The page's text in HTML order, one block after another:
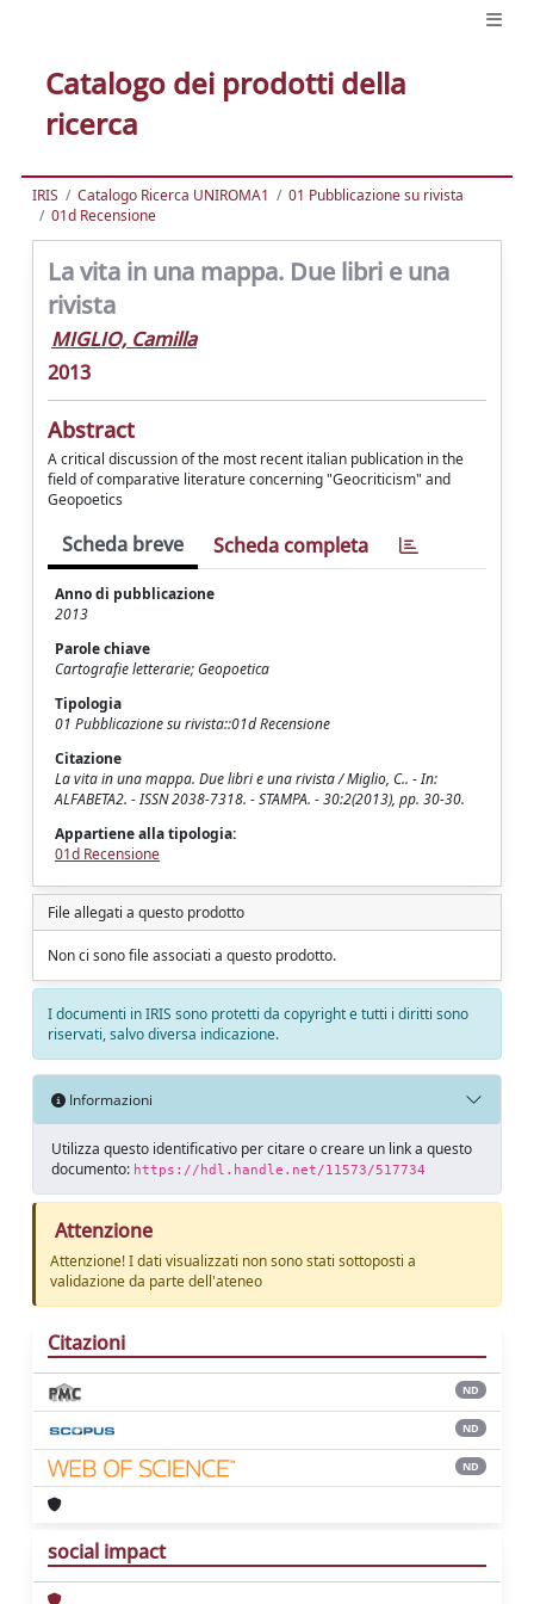
Catalogo dei prodotti della
ricerca
IRIS Catalogo Ricerca UNIROMA1
01 Pubblicazione su rivista
01d Recensione
La vita in una mappa. Due libri e una
rivista
MIGLIO, Camilla
2013
Abstract
A critical discussion of the most recent italian publication in the
field of comparative literature concerning "Geocriticism" and
Geopoetics
Scheda breve Scheda completa
Anno di pubblicazione
2013
Parole chiave
Cartografie letterarie; Geopoetica
Tipologia
01 Pubblicazione su rivista::01d Recensione
Citazione
La vita in una mappa. Due libri e una rivista / Miglio, C.. - In:
ALFABETA2. - ISSN 2038-7318. - STAMPA. - 30:2(2013), pp. 30-30.
Appartiene alla tipologia:
01d Recensione
File allegati a questo prodotto
Non ci sono file associati a questo prodotto.
I documenti in IRIS sono protetti da copyright e tutti i diritti sono
riservati, salvo diversa indicazione.
Informazioni
Utilizza questo identificativo per citare o creare un link a questo
documento: https://hdl.handle.net/11573/517734
Attenzione
Attenzione! I dati visualizzati non sono stati sottoposti a
validazione da parte dell'ateneo
Citazioni
ND
ND
ND
social impact